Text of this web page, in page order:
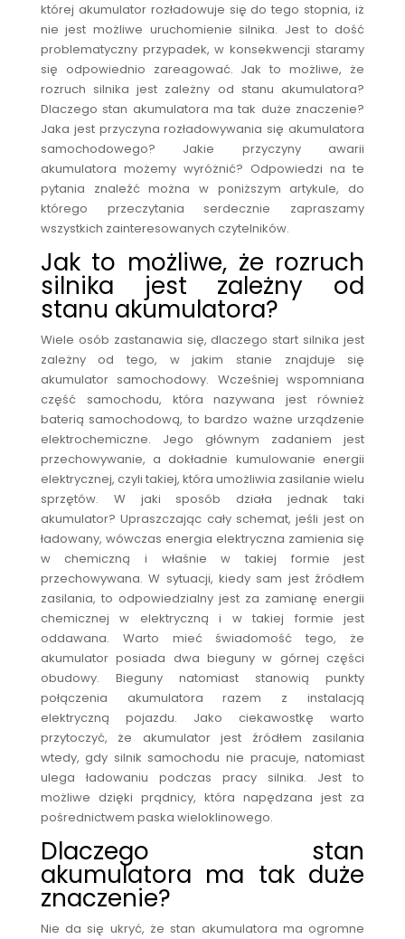
której akumulator rozładowuje się do tego stopnia, iż
nie jest możliwe uruchomienie silnika. Jest to dość
problematyczny przypadek, w konsekwencji staramy
się odpowiednio zareagować. Jak to możliwe, że
rozruch silnika jest zależny od stanu akumulatora?
Dlaczego stan akumulatora ma tak duże znaczenie?
Jaka jest przyczyna rozładowywania się akumulatora
samochodowego? Jakie przyczyny awarii
akumulatora możemy wyróżnić? Odpowiedzi na te
pytania znaleźć można w poniższym artykule, do
którego przeczytania serdecznie zapraszamy
wszystkich zainteresowanych czytelników.
Jak to możliwe, że rozruch
silnika jest zależny od
stanu akumulatora?
Wiele osób zastanawia się, dlaczego start silnika jest
zależny od tego, w jakim stanie znajduje się
akumulator samochodowy. Wcześniej wspomniana
część samochodu, która nazywana jest również
baterią samochodową, to bardzo ważne urządzenie
elektrochemiczne. Jego głównym zadaniem jest
przechowywanie, a dokładnie kumulowanie energii
elektrycznej, czyli takiej, która umożliwia zasilanie wielu
sprzętów. W jaki sposób działa jednak taki
akumulator? Upraszczając cały schemat, jeśli jest on
ładowany, wówczas energia elektryczna zamienia się
w chemiczną i właśnie w takiej formie jest
przechowywana. W sytuacji, kiedy sam jest źródłem
zasilania, to odpowiedzialny jest za zamianę energii
chemicznej w elektryczną i w takiej formie jest
oddawana. Warto mieć świadomość tego, że
akumulator posiada dwa bieguny w górnej części
obudowy. Bieguny natomiast stanowią punkty
połączenia akumulatora razem z instalacją
elektryczną pojazdu. Jako ciekawostkę warto
przytoczyć, że akumulator jest źródłem zasilania
wtedy, gdy silnik samochodu nie pracuje, natomiast
ulega ładowaniu podczas pracy silnika. Jest to
możliwe dzięki prądnicy, która napędzana jest za
pośrednictwem paska wieloklinowego.
Dlaczego stan
akumulatora ma tak duże
znaczenie?
Nie da się ukryć, że stan akumulatora ma ogromne